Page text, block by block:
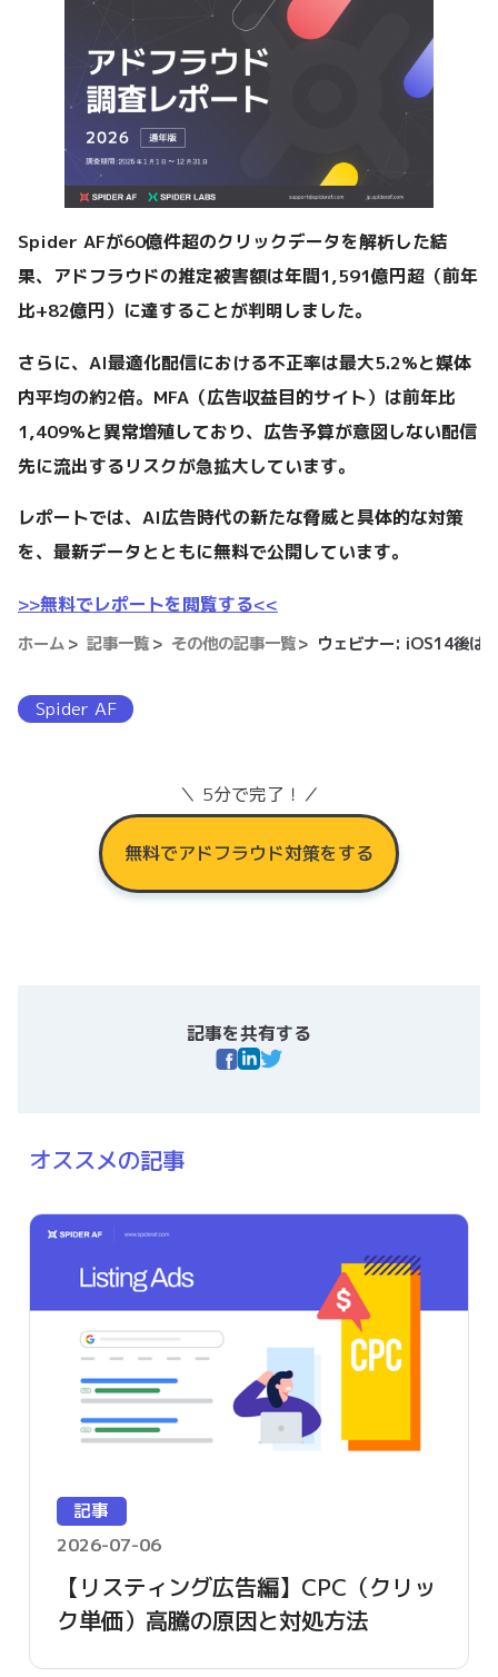
Spider AFが60億件超のクリックデータを解析した結
果、アドフラウドの推定被害額は年間1,591億円超（前年
比+82億円）に達することが判明しました。
さらに、AI最適化配信における不正率は最大5.2%と媒体
内平均の約2倍。MFA（広告収益目的サイト）は前年比
1,409%と異常増殖しており、広告予算が意図しない配信
先に流出するリスクが急拡大しています。
レポートでは、AI広告時代の新たな脅威と具体的な対策
を、最新データとともに無料で公開しています。
>>無料でレポートを閲覧する<<
ホーム 記事一覧 その他の記事一覧 ウェビナー: iOS14後は
Spider AF
＼ 5分で完了！／
無料でアドフラウド対策をする
記事を共有する
オススメの記事
記事
2026-07-06
【リスティング広告編】CPC（クリッ
ク単価）高騰の原因と対処方法